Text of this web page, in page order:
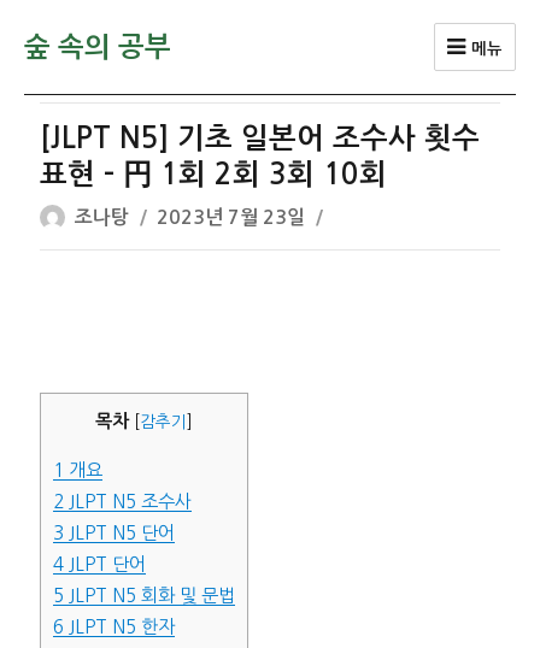
숲 속의 공부 메뉴
[JLPT N5] 기초 일본어 조수사 횟수
표현 – 円 1회 2회 3회 10회
글
쓴
조나탕
작
성
2023년 7월 23일
목차 감추기
1 개요
2 JLPT N5 조수사
3 JLPT N5 단어
4JLPT 단어
5 JLPT N5 회화 및 문법
6 JLPT N5 한자